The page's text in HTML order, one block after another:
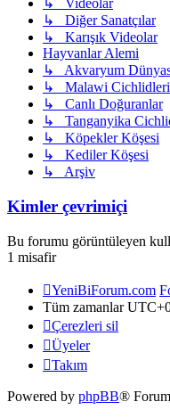
↳ Videolar
↳ Diğer Sanatçılar
↳ Karışık Videolar
Hayvanlar Alemi
↳ Akvaryum
↳ Malawi Cichlidleri
↳ Canlı Doğuranlar
↳ Tanganyika
↳ Köpekler Köşesi
↳ Kediler Köşesi
↳ Arşiv
Kimler çevrimiçi
Bu forumu görüntüleyen
1 misafir
YeniBiForum.com
Tüm zamanlar
Çerezleri sil
Üyeler
Takım
Powered by phpBB®